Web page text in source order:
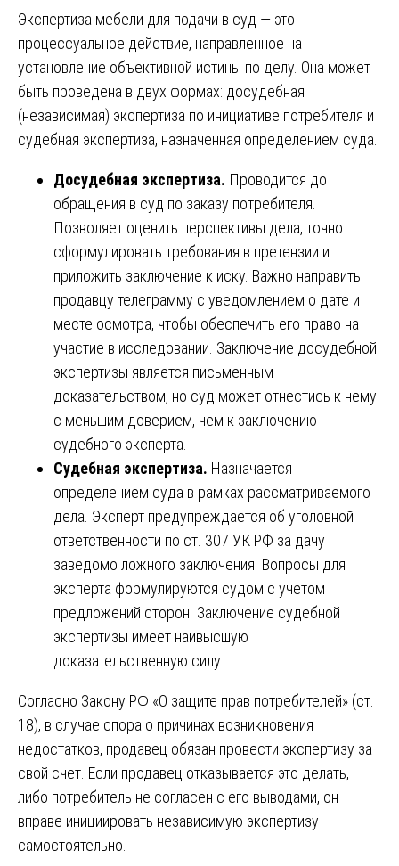
Экспертиза мебели для подачи в суд — это
процессуальное действие, направленное на
установление объективной истины по делу. Она может
быть проведена в двух формах: досудебная
(независимая) экспертиза по инициативе потребителя и
судебная экспертиза, назначенная определением суда.
Досудебная экспертиза. Проводится до
обращения в суд по заказу потребителя.
Позволяет оценить перспективы дела, точно
сформулировать требования в претензии и
приложить заключение к иску. Важно направить
продавцу телеграмму с уведомлением о дате и
месте осмотра, чтобы обеспечить его право на
участие в исследовании. Заключение досудебной
экспертизы является письменным
доказательством, но суд может отнестись к нему
с меньшим доверием, чем к заключению
судебного эксперта.
Судебная экспертиза. Назначается
определением суда в рамках рассматриваемого
дела. Эксперт предупреждается об уголовной
ответственности по ст. 307 УК РФ за дачу
заведомо ложного заключения. Вопросы для
эксперта формулируются судом с учетом
предложений сторон. Заключение судебной
экспертизы имеет наивысшую
доказательственную силу.
Согласно Закону РФ «О защите прав потребителей» (ст.
18), в случае спора о причинах возникновения
недостатков, продавец обязан провести экспертизу за
свой счет. Если продавец отказывается это делать,
либо потребитель не согласен с его выводами, он
вправе инициировать независимую экспертизу
самостоятельно.